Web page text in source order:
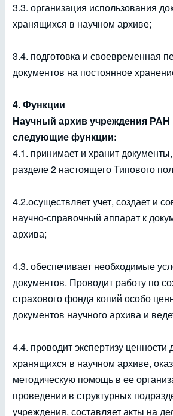
3.3. организация использования
хранящихся в научном архиве;
3.4. подготовка и своевременная
документов на постоянное
4. Функции
Научный архив учреждения
следующие функции:
4.1. принимает и хранит
разделе 2 настоящего Типового
4.2.осуществляет учет, создает и
научно-справочный аппарат к
архива;
4.3. обеспечивает необходимые
документов. Проводит работу по
страхового фонда копий особо
документов научного архива и
4.4. проводит экспертизу ценности
хранящихся в научном архиве,
методическую помощь в ее
проведении в структурных
учреждения, составляет акты на